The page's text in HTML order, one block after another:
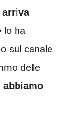
arriva
lo ha
sul canale
delle
abbiamo